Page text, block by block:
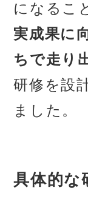
になるこ
実成果に
ちで走り
研修を設
ました。
具体的な